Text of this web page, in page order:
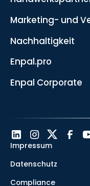
Marketing- und
Nachhaltigkeit
Enpal.pro
Enpal Corporate
Impressum
Datenschutz
Compliance